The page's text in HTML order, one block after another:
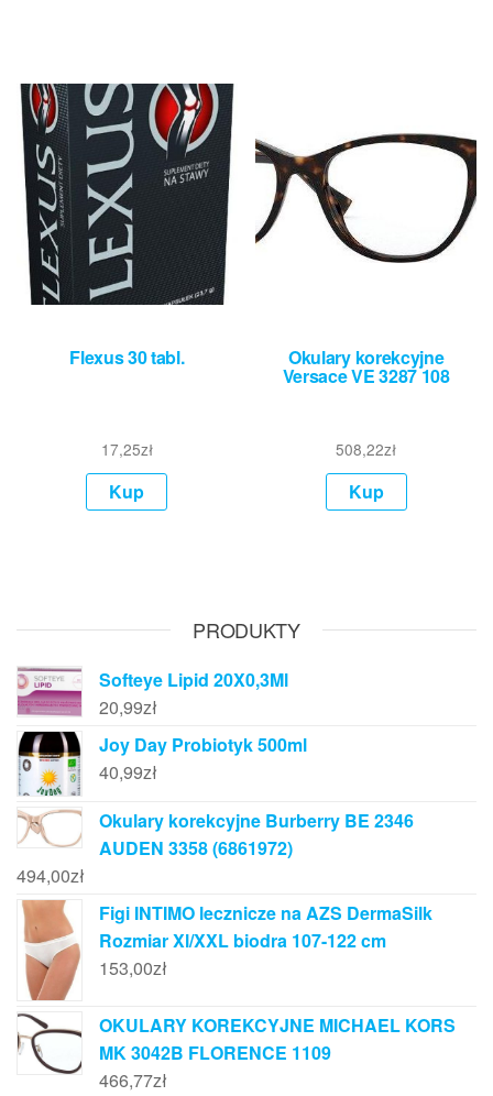
Flexus 30 tabl.
17,25zł
Kup
Okulary korekcyjne
Versace VE 3287 108
508,22zł
Kup
PRODUKTY
Softeye Lipid 20X0,3Ml
20,99zł
Joy Day Probiotyk 500ml
40,99zł
Okulary korekcyjne Burberry BE 2346
AUDEN 3358 (6861972)
494,00zł
Figi INTIMO lecznicze na AZS DermaSilk
Rozmiar Xl/XXL biodra 107-122 cm
153,00zł
OKULARY KOREKCYJNE MICHAEL KORS
MK 3042B FLORENCE 1109
466,77zł